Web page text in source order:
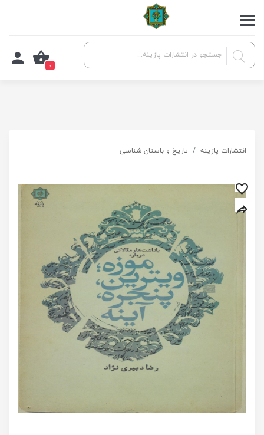
0
انتشارات پازینه تاریخ و باستان شناسی